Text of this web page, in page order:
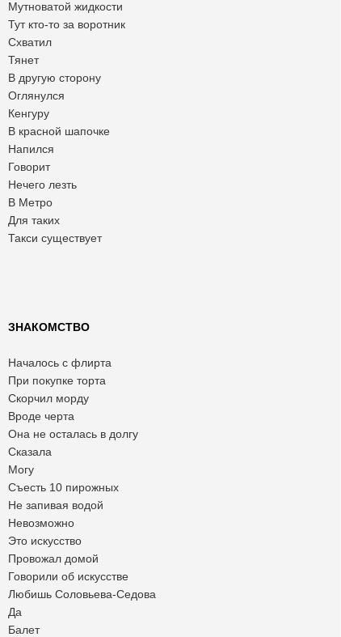
Мутноватой жидкости
Тут кто-то за воротник
Схватил
Тянет
В другую сторону
Оглянулся
Кенгуру
В красной шапочке
Напился
Говорит
Нечего лезть
В Метро
Для таких
Такси существует
ЗНАКОМСТВО
Началось с флирта
При покупке торта
Скорчил морду
Вроде черта
Она не осталась в долгу
Сказала
Могу
Съесть 10 пирожных
Не запивая водой
Невозможно
Это искусство
Провожал домой
Говорили об искусстве
Любишь Соловьева-Седова
Да
Балет